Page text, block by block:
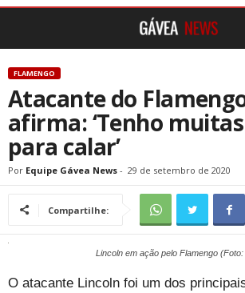
FLAMENGO
Atacante do
afirma: ‘Tenho
para calar’
Por Equipe Gávea News - 29 de setembro de 2020
Compartilhe:
Lincoln em ação pelo Flamengo
O atacante Lincoln foi um dos